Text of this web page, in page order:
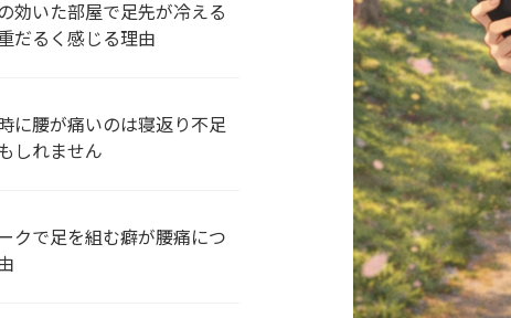
効いた部屋で足先が冷える
だるく感じる理由
に腰が痛いのは寝返り不足
しれません
クで足を組む癖が腰痛につ